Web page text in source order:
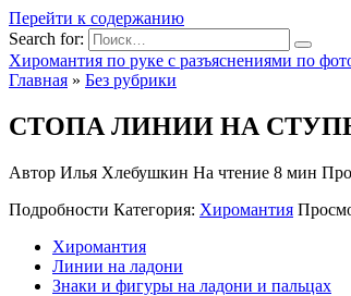
Перейти к содержанию
Search for:
Хиромантия по руке с разъяснениями по
Главная » Без рубрики
СТОПА ЛИНИИ НА СТУПНЕ
Автор Илья Хлебушкин На чтение 8 мин
Подробности Категория: Хиромантия
Хиромантия
Линии на ладони
Знаки и фигуры на ладони и пальцах